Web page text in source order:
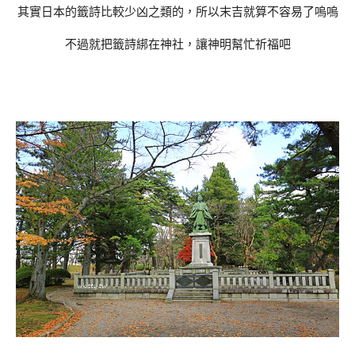
其實日本的籤詩比較少凶之類的，所以末吉就算不容易了嗚嗚
不過就把籤詩綁在神社，讓神明幫忙祈福吧